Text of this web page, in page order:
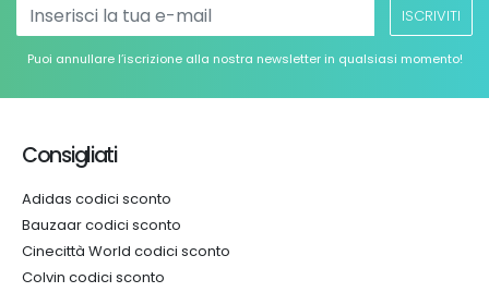
ISCRIVITI
Puoi annullare l’iscrizione alla nostra newsletter in qualsiasi momento!
Consigliati
Adidas codici sconto
Bauzaar codici sconto
Cinecittà World codici sconto
Colvin codici sconto